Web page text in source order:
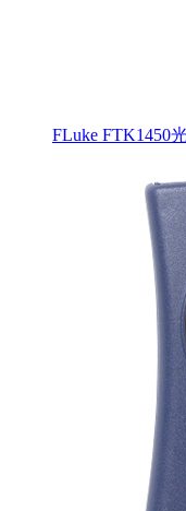
FLuke FTK1450